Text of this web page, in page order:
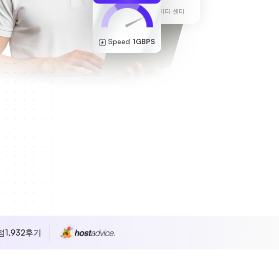
프랑크푸르트 데이터 센터
Speed 1GBPS
1,932후기